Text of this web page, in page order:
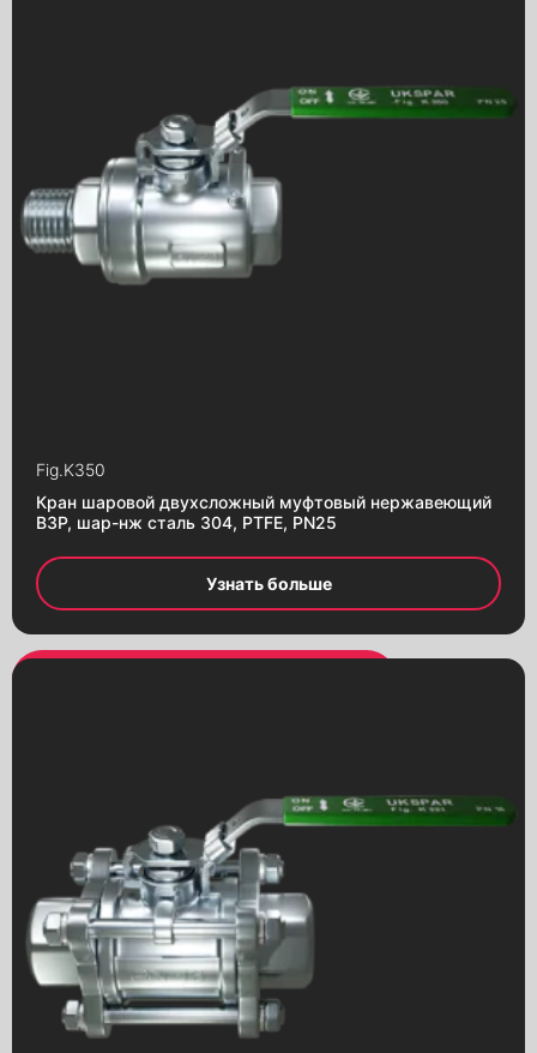
Fig.K350
Кран шаровой двухсложный муфтовый нержавеющий
ВЗР, шар-нж сталь 304, PTFE, PN25
Узнать больше